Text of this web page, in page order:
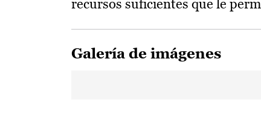
recursos suficientes que le
Galería de imágenes